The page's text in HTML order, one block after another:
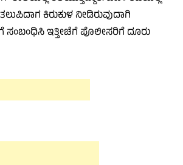
ಕಿರುಕುಳ ನೀಡಿರುವುದಾಗಿ
ಇತ್ತೀಚೆಗೆ ಪೊಲೀಸರಿಗೆ ದೂರು